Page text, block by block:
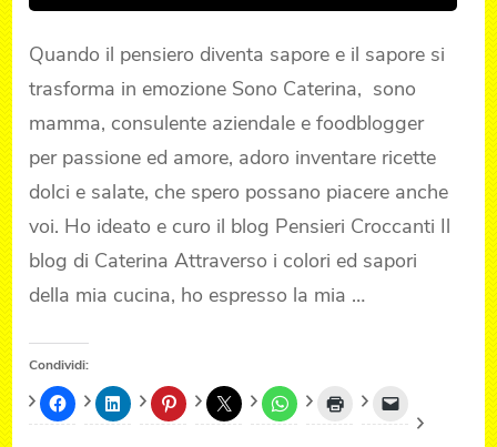
Quando il pensiero diventa sapore e il sapore si
trasforma in emozione Sono Caterina, sono
mamma, consulente aziendale e foodblogger
per passione ed amore, adoro inventare ricette
dolci e salate, che spero possano piacere anche
voi. Ho ideato e curo il blog Pensieri Croccanti Il
blog di Caterina Attraverso i colori ed sapori
della mia cucina, ho espresso la mia …
Condividi: